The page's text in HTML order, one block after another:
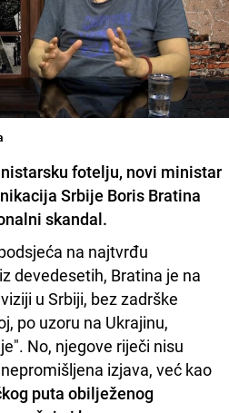
fotelju, novi ministar
Srbije Boris Bratina
skandal.
na najtvrđu
devedesetih, Bratina je na
u Srbiji, bez zadrške
po uzoru na Ukrajinu,
No, njegove riječi nisu
izjava, već kao
puta obilježenog